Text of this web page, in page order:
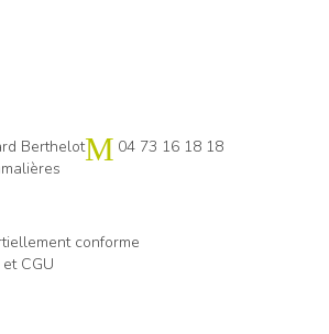
Berthelot
04 73 16 18 18
conforme
CGU